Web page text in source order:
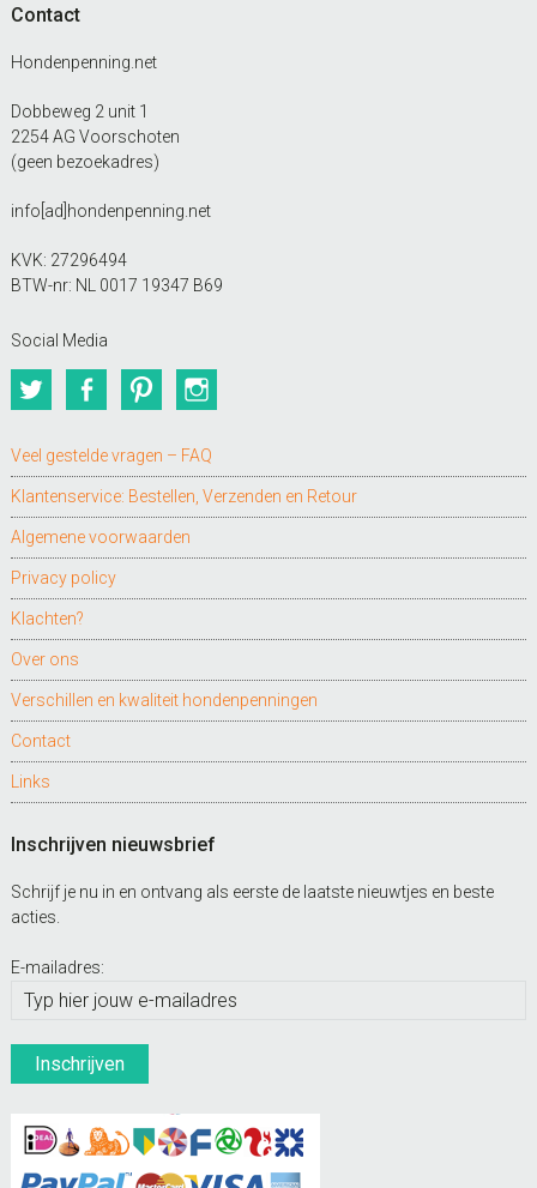
Contact
Hondenpenning.net
Dobbeweg 2 unit 1
2254 AG Voorschoten
(geen bezoekadres)
info[ad]hondenpenning.net
KVK: 27296494
BTW-nr: NL 0017 19347 B69
Social Media
TwitterFacebookPinterest
Veel gestelde vragen – FAQ
Klantenservice: Bestellen, Verzenden en Retour
Algemene voorwaarden
Privacy policy
Klachten?
Over ons
Verschillen en kwaliteit hondenpenningen
Contact
Links
Inschrijven nieuwsbrief
Schrijf je nu in en ontvang als eerste de laatste nieuwtjes en beste
acties.
E-mailadres: